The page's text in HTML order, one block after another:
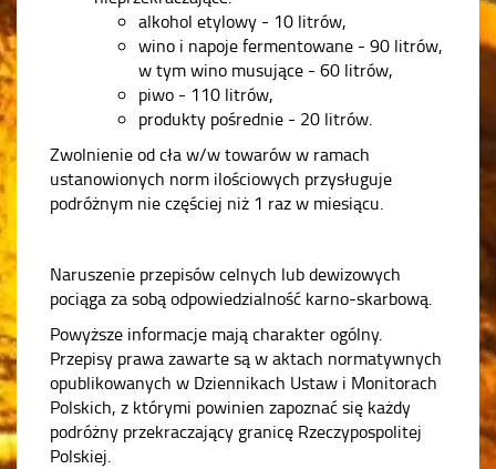
alkohol etylowy - 10 litrów,
wino i napoje fermentowane - 90 litrów,
w tym wino musujące - 60 litrów,
piwo - 110 litrów,
produkty pośrednie - 20 litrów.
Zwolnienie od cła w/w towarów w ramach
ustanowionych norm ilościowych przysługuje
podróżnym nie częściej niż 1 raz w miesiącu.
Naruszenie przepisów celnych lub dewizowych
pociąga za sobą odpowiedzialność karno-skarbową.
Powyższe informacje mają charakter ogólny.
Przepisy prawa zawarte są w aktach normatywnych
opublikowanych w Dziennikach Ustaw i Monitorach
Polskich, z którymi powinien zapoznać się każdy
podróżny przekraczający granicę Rzeczypospolitej
Polskiej.